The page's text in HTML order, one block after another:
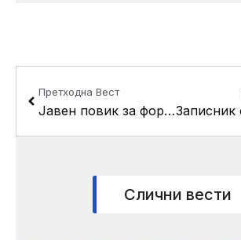
Претходна Вест
Јавен повик за формирање на иницијативен одбор
Слични вести